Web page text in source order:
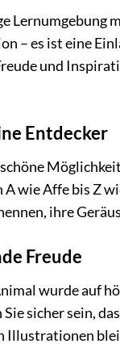
– es ist eine
und
Entdecker
wie Affe bis Z
ihre
Freude
wurde auf
sicher sein,